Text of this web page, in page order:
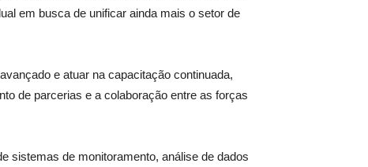
em busca de unificar ainda mais o setor de
e atuar na capacitação continuada,
de parcerias e a colaboração entre as forças
sistemas de monitoramento, análise de dados